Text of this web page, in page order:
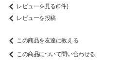
レビューを見る(0件)
レビューを投稿
この商品を友達に教える
この商品について問い合わせる